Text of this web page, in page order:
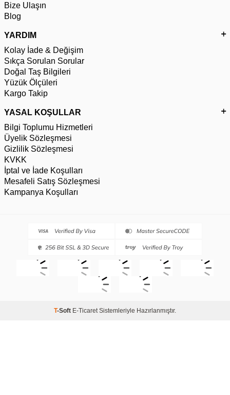
Bize Ulaşın
Blog
YARDIM
Kolay İade & Değişim
Sıkça Sorulan Sorular
Doğal Taş Bilgileri
Yüzük Ölçüleri
Kargo Takip
YASAL KOŞULLAR
Bilgi Toplumu Hizmetleri
Üyelik Sözleşmesi
Gizlilik Sözleşmesi
KVKK
İptal ve İade Koşulları
Mesafeli Satış Sözleşmesi
Kampanya Koşulları
T-Soft E-Ticaret Sistemleriyle Hazırlanmıştır.